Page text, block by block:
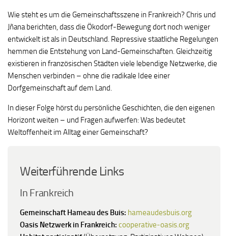
Wie steht es um die Gemeinschaftsszene in Frankreich? Chris und
Jñana berichten, dass die Ökodorf-Bewegung dort noch weniger
entwickelt ist als in Deutschland. Repressive staatliche Regelungen
hemmen die Entstehung von Land-Gemeinschaften. Gleichzeitig
existieren in französischen Städten viele lebendige Netzwerke, die
Menschen verbinden – ohne die radikale Idee einer
Dorfgemeinschaft auf dem Land.
In dieser Folge hörst du persönliche Geschichten, die den eigenen
Horizont weiten – und Fragen aufwerfen: Was bedeutet
Weltoffenheit im Alltag einer Gemeinschaft?
Weiterführende Links
In Frankreich
Gemeinschaft Hameau des Buis: hameaudesbuis.org
Oasis Netzwerk in Frankreich: cooperative-oasis.org